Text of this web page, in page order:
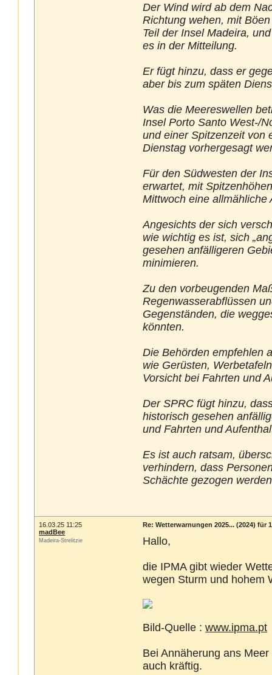
Der Wind wird ab dem
Richtung wehen, mit
Teil der Insel Madeira,
es in der Mitteilung.
Er fügt hinzu, dass er
aber bis zum späten
Was die Meereswellen
Insel Porto Santo West-/
und einer Spitzenzeit von
Dienstag vorhergesagt
Für den Südwesten der
erwartet, mit
Mittwoch eine allmähliche
Angesichts der sich
wie wichtig es ist, sich
gesehen anfälligeren
minimieren.
Zu den vorbeugenden
Regenwasserabflüssen
Gegenständen, die
könnten.
Die Behörden empfehlen
wie Gerüsten,
Vorsicht bei Fahrten und
Der SPRC fügt hinzu,
historisch gesehen
und Fahrten und
Es ist auch ratsam,
verhindern, dass
Schächte gezogen
16.03.25 11:25
madBee
Madeira-Strelitzie
Re: Wetterwarnungen 2025... (2024) für
Hallo,
die IPMA gibt wieder
wegen Sturm und hohem
Bild-Quelle :www.ipma.pt
Bei Annäherung ans
auch kräftig.